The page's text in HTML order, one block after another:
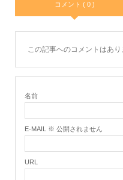
コメント ( 0 )
この記事へのコメントはあり
名前
E-MAIL ※ 公開されません
URL